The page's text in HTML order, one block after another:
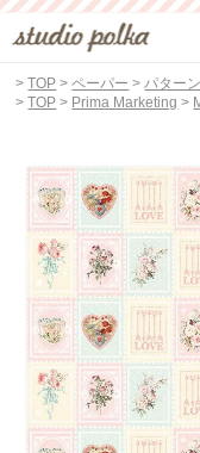
>TOP >ペーパー >パター
>TOP > Prima Marketing >